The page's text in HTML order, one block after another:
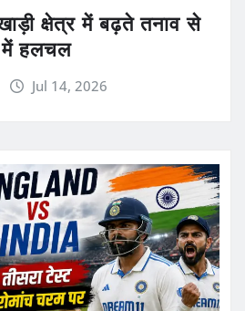
क्षेत्र में बढ़ते तनाव से
में हलचल
Jul 14, 2026